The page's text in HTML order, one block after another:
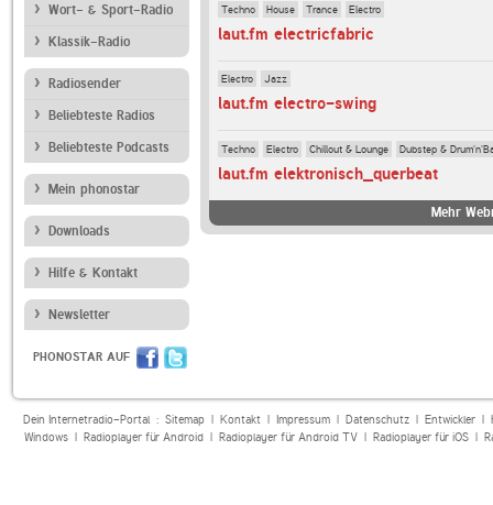
Wort- & Sport-Radio
Klassik-Radio
Radiosender
Beliebteste Radios
Beliebteste Podcasts
Mein phonostar
Downloads
Hilfe & Kontakt
Newsletter
PHONOSTAR AUF
Techno House Trance Electro
laut.fm electricfabric
Electro Jazz
laut.fm electro-swing
Techno Electro Chillout & Lounge Dubstep &
laut.fm elektronisch_querbeat
Mehr
Dein Internetradio-Portal : Sitemap| Kontakt| Impressum| Datenschutz| Entwickler|
Windows| Radioplayer für Android| Radioplayer für Android TV| Radioplayer für iOS|